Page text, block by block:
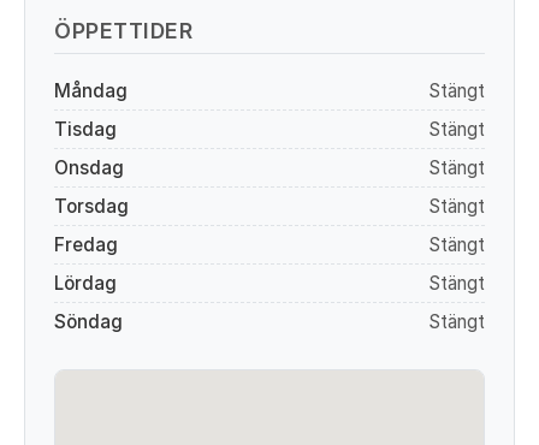
ÖPPETTIDER
Måndag
Stängt
Tisdag
Stängt
Onsdag
Stängt
Torsdag
Stängt
Fredag
Stängt
Lördag
Stängt
Söndag
Stängt